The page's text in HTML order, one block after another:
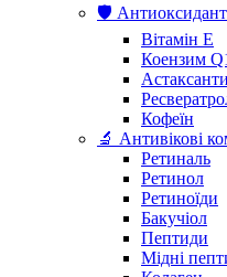
🛡️
Вітамін Е
Коензим
Кофеїн
🔬 Антивікові
Ретиналь
Ретинол
Ретиноїди
Бакучіол
Пептиди
Мідні